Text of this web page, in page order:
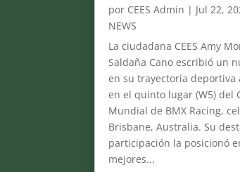
por CEES Admin | Jul 22,
NEWS
La ciudadana CEES Amy
Saldaña Cano escribió un
en su trayectoria deportiva
en el quinto lugar (W5) del
Mundial de BMX Racing,
Brisbane, Australia. Su
participación la posicionó
mejores...